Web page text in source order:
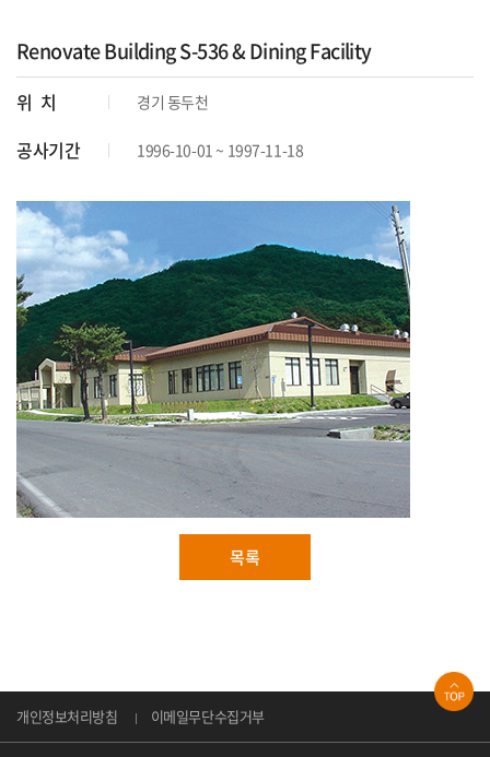
Renovate Building S-536 & Dining Facility
위 치 경기 동두천
공사기간 1996-10-01 ~ 1997-11-18
목록
개인정보처리방침 이메일무단수집거부